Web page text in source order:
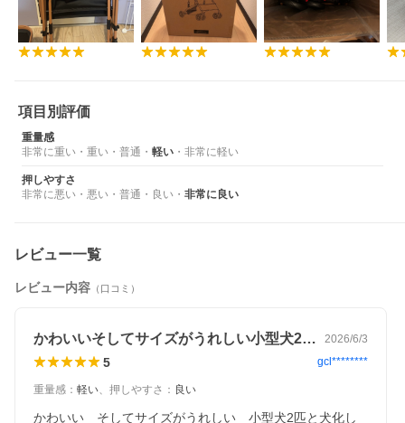
項目別評価
重量感
非常に重い ・ 重い ・ 普通 ・ 軽い ・ 非常に軽い
押しやすさ
非常に悪い ・ 悪い ・ 普通 ・ 良い ・ 非常に良い
レビュー一覧
レビュー内容 （口コミ）
かわいいそしてサイズがうれしい小型犬2… 2026/6/3
5 gcl********
重量感 ： 軽い、 押しやすさ ： 良い
かわいい　そしてサイズがうれしい　小型犬2匹と犬化し